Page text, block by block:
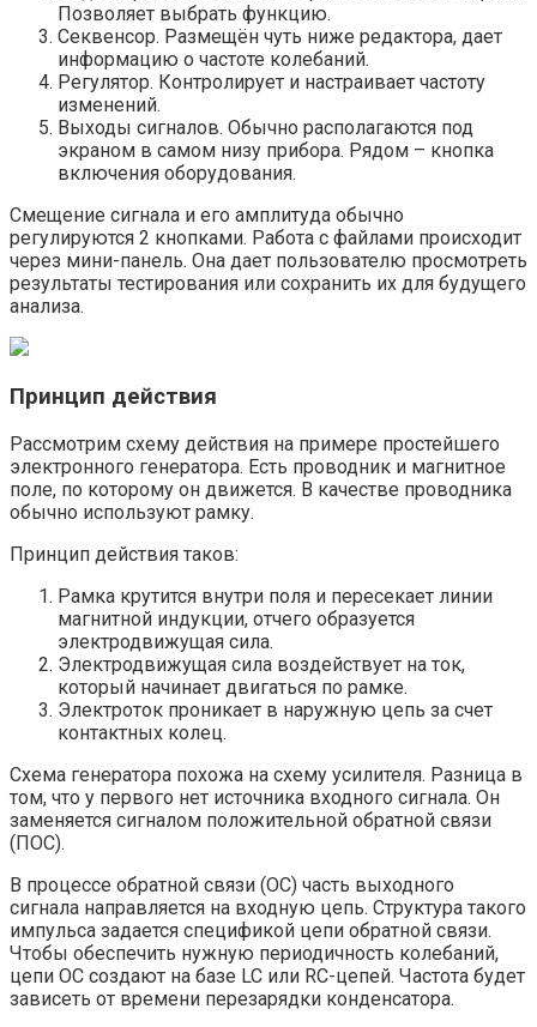
Позволяет выбрать функцию.
Секвенсор. Размещён чуть ниже редактора, дает
информацию о частоте колебаний.
Регулятор. Контролирует и настраивает частоту
изменений.
Выходы сигналов. Обычно располагаются под
экраном в самом низу прибора. Рядом – кнопка
включения оборудования.
Смещение сигнала и его амплитуда обычно
регулируются 2 кнопками. Работа с файлами происходит
через мини-панель. Она дает пользователю просмотреть
результаты тестирования или сохранить их для будущего
анализа.
Принцип действия
Рассмотрим схему действия на примере простейшего
электронного генератора. Есть проводник и магнитное
поле, по которому он движется. В качестве проводника
обычно используют рамку.
Принцип действия таков:
Рамка крутится внутри поля и пересекает линии
магнитной индукции, отчего образуется
электродвижущая сила.
Электродвижущая сила воздействует на ток,
который начинает двигаться по рамке.
Электроток проникает в наружную цепь за счет
контактных колец.
Схема генератора похожа на схему усилителя. Разница в
том, что у первого нет источника входного сигнала. Он
заменяется сигналом положительной обратной связи
(ПОС).
В процессе обратной связи (ОС) часть выходного
сигнала направляется на входную цепь. Структура такого
импульса задается спецификой цепи обратной связи.
Чтобы обеспечить нужную периодичность колебаний,
цепи ОС создают на базе LC или RC-цепей. Частота будет
зависеть от времени перезарядки конденсатора.